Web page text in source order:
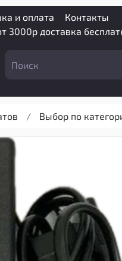
и оплата
Контакты
3000р доставка
Выбор по